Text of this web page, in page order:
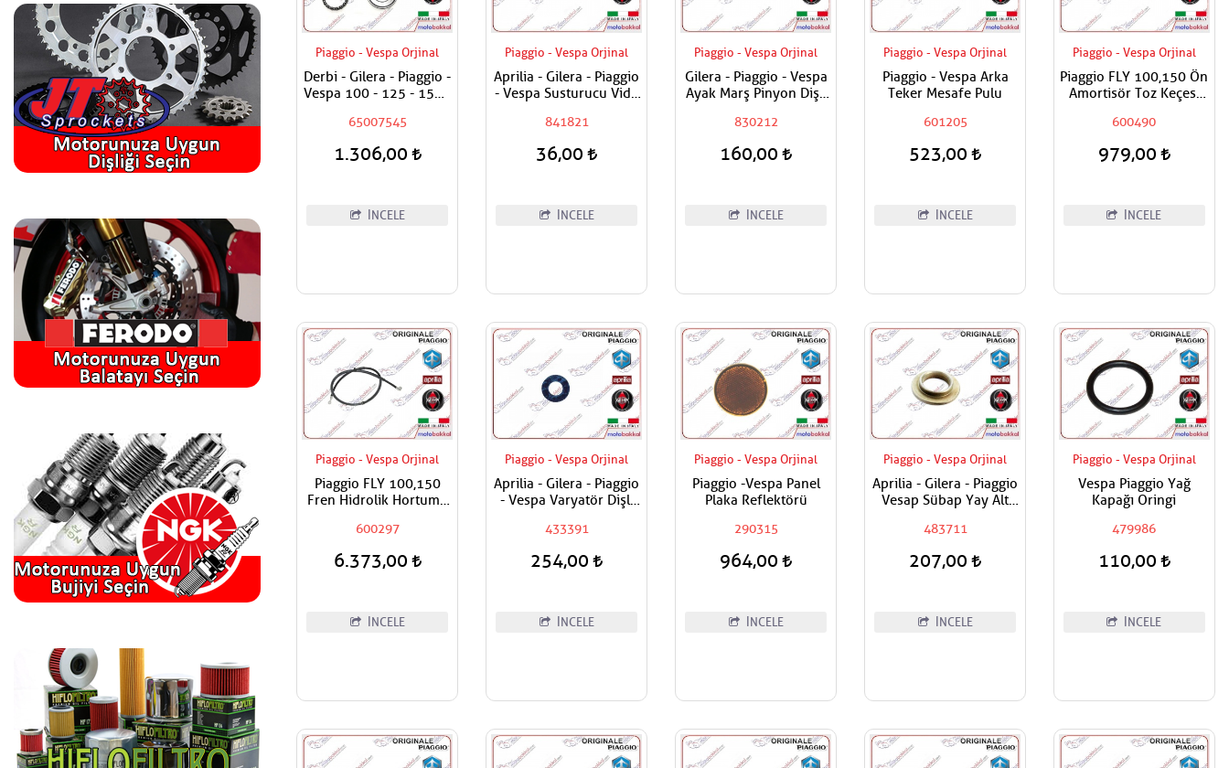
Piaggio - Vespa Orjinal
Derbi - Gilera - Piaggio -
Vespa 100 - 125 - 150 -
400 Maşa Rulman Set
Alt - Furş Rulman Set Alt
65007545
1.306,00
İNCELE
Piaggio - Vespa Orjinal
Aprilia - Gilera - Piaggio
- Vespa Susturucu Vida
841821
36,00
İNCELE
Piaggio - Vespa Orjinal
Gilera - Piaggio - Vespa
Ayak Marş Pinyon Dişli
830212
160,00
İNCELE
Piaggio - Vespa Orjinal
Piaggio - Vespa Arka
Teker Mesafe Pulu
601205
523,00
İNCELE
Piaggio - Vespa Orjinal
Piaggio FLY 100,150 Ön
Amortisör Toz Keçesi
600490
979,00
İNCELE
Piaggio - Vespa Orjinal
Piaggio FLY 100,150
Fren Hidrolik Hortumu
600297
6.373,00
İNCELE
Piaggio - Vespa Orjinal
Aprilia - Gilera - Piaggio
- Vespa Varyatör Dişli
433391
254,00
İNCELE
Piaggio - Vespa Orjinal
Piaggio -Vespa Panel
Plaka Reflektörü
290315
964,00
İNCELE
Piaggio - Vespa Orjinal
Aprilia - Gilera - Piaggio
Vesap Sübap Yay Alt
483711
207,00
İNCELE
Piaggio - Vespa Orjinal
Vespa Piaggio Yağ
Kapağı Oringi
479986
110,00
İNCELE